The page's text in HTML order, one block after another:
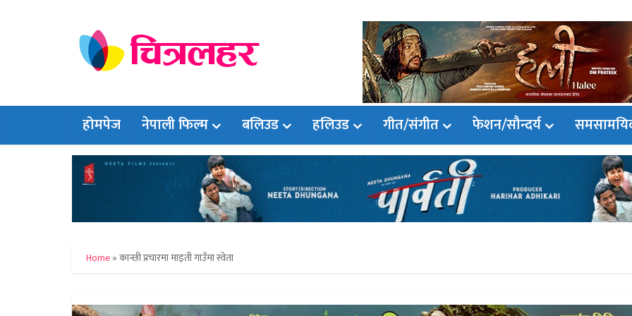
होमपेज नेपाली फिल्म बलिउड हलिउड गीत/संगीत फेशन/सौन्दर्य
Home»कान्छी प्रचारमा माइती गाउँमा स्वेता